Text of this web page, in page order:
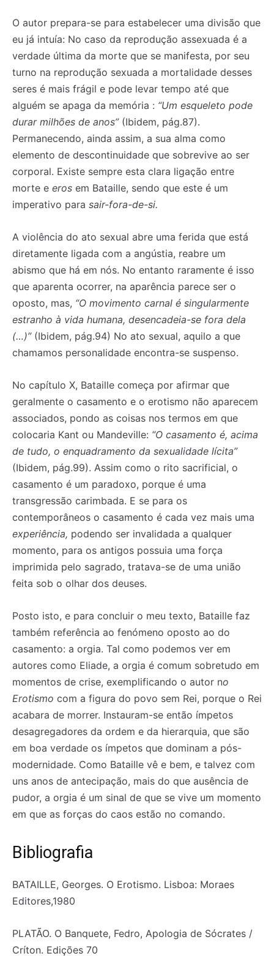
O autor prepara-se para estabelecer uma divisão que
eu já intuía: No caso da reprodução assexuada é a
verdade última da morte que se manifesta, por seu
turno na reprodução sexuada a mortalidade desses
seres é mais frágil e pode levar tempo até que
alguém se apaga da memória : “Um esqueleto pode
durar milhões de anos” (Ibidem, pág.87).
Permanecendo, ainda assim, a sua alma como
elemento de descontinuidade que sobrevive ao ser
corporal. Existe sempre esta clara ligação entre
morte e eros em Bataille, sendo que este é um
imperativo para sair-fora-de-si.
A violência do ato sexual abre uma ferida que está
diretamente ligada com a angústia, reabre um
abismo que há em nós. No entanto raramente é isso
que aparenta ocorrer, na aparência parece ser o
oposto, mas, “O movimento carnal é singularmente
estranho à vida humana, desencadeia-se fora dela
(…)” (Ibidem, pág.94) No ato sexual, aquilo a que
chamamos personalidade encontra-se suspenso.
No capítulo X, Bataille começa por afirmar que
geralmente o casamento e o erotismo não aparecem
associados, pondo as coisas nos termos em que
colocaria Kant ou Mandeville: “O casamento é, acima
de tudo, o enquadramento da sexualidade lícita”
(Ibidem, pág.99). Assim como o rito sacrificial, o
casamento é um paradoxo, porque é uma
transgressão carimbada. E se para os
contemporâneos o casamento é cada vez mais uma
experiência, podendo ser invalidada a qualquer
momento, para os antigos possuia uma força
imprimida pelo sagrado, tratava-se de uma união
feita sob o olhar dos deuses.
Posto isto, e para concluir o meu texto, Bataille faz
também referência ao fenómeno oposto ao do
casamento: a orgia. Tal como podemos ver em
autores como Eliade, a orgia é comum sobretudo em
momentos de crise, exemplificando o autor no
Erotismo com a figura do povo sem Rei, porque o Rei
acabara de morrer. Instauram-se então ímpetos
desagregadores da ordem e da hierarquia, que são
em boa verdade os ímpetos que dominam a pós-
modernidade. Como Bataille vê e bem, e talvez com
uns anos de antecipação, mais do que ausência de
pudor, a orgia é um sinal de que se vive um momento
em que as forças do caos estão no comando.
Bibliografia
BATAILLE, Georges. O Erotismo. Lisboa: Moraes
Editores,1980
PLATÃO. O Banquete, Fedro, Apologia de Sócrates /
Críton. Edições 70